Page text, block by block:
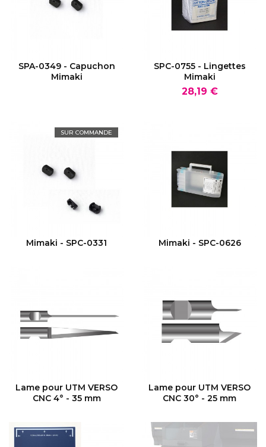
VOIR LE PRODUIT
SPA-0349 - Capuchon
Mimaki
VOIR LE PRODUIT
SPC-0755 - Lingettes
Mimaki
Prix
28,19 €
SUR COMMANDE
VOIR LE PRODUIT
Mimaki - SPC-0331 VOIR LE PRODUIT
Mimaki - SPC-0626
VOIR LE PRODUIT
Lame pour UTM VERSO
CNC 4° - 35 mm
VOIR LE PRODUIT
Lame pour UTM VERSO
CNC 30° - 25 mm